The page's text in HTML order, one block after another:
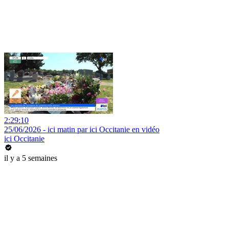
2:29:10
25/06/2026 - ici matin par ici Occitanie en vidéo
ici Occitanie
il y a 5 semaines